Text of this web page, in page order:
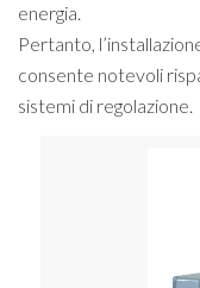
energia.
Pertanto,
consente notevoli
sistemi di regolazione.